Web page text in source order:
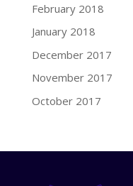
February 2018
January 2018
December 2017
November 2017
October 2017